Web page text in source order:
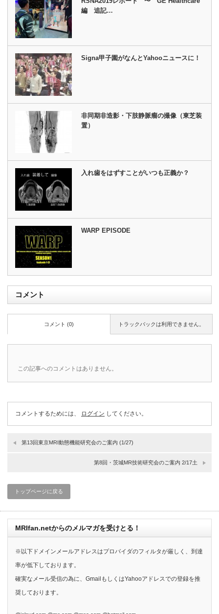
編 追記…
Signa甲子園がなんとYahooニュースに！
非同期非造影・下肢静脈瘤の撮像（東芝装
置）
入れ歯をはずすことがいつも正義か？
WARP EPISODE
コメント
トラックバックは利用できません。
コメント (0)
この記事へのコメントはありません。
コメントするためには、 ログイン してください。
第13回東京MRI動態機能研究会のご案内 (1/27)
第8回・茨城MR技術研究会のご案内 2/17土
トップページに戻る
MRIfan.netからのメルマガを受けとる！
※以下ドメインメールアドレスはプロバイダのフィルタが厳しく、到達
率が低下しております。
確実なメール受信の為に、GmailもしくはYahooアドレスでの登録を推
奨しております。